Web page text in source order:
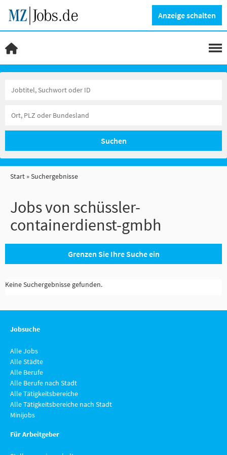
Anzeige schalten
Suchen
Start Suchergebnisse
Jobs von schüssler-
containerdienst-gmbh
Grenzen Sie Ihre Suche ein
Keine Suchergebnisse gefunden.
Jobsuche
Alle Jobs
Alle Städte
Alle Berufe
Alle Berufe nach Stadt
Alle Tätigkeitsbereiche
Alle Tätigkeitsbereiche nach Stadt
Minijobs
Für Arbeitgeber